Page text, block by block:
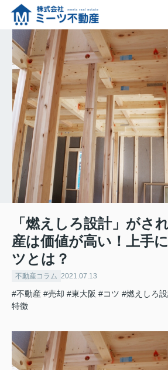
「燃えしろ設計」がさ
産は価値が高い！上手
ツとは？
不動産コラム 2021.07.13
#不動産 #売却 #東大阪 #コツ #燃えしろ
特徴